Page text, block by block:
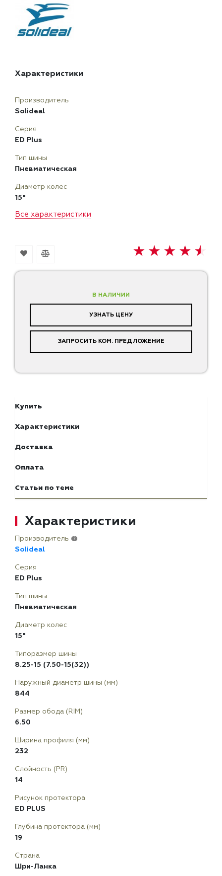
В НАЛИЧИИ
УЗНАТЬ ЦЕНУ
ЗАПРОСИТЬ КОМ. ПРЕДЛОЖЕНИЕ
Характеристики
Все характеристики
Производитель
Solideal
Серия
ED Plus
Тип шины
Пневматическая
Диаметр колес
15"
Купить
Характеристики
Доставка
Оплата
Статьи по теме
Характеристики
Производитель ?
Solideal
Серия
ED Plus
Тип шины
Пневматическая
Диаметр колес
15"
Типоразмер шины
8.25-15 (7.50-15(32))
Наружный диаметр шины (мм)
844
Размер обода (RIM)
6.50
Ширина профиля (мм)
232
Слойность (PR)
14
Рисунок протектора
ED PLUS
Глубина протектора (мм)
19
Страна
Шри-Ланка